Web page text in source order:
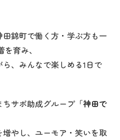
錦町で働く方・学ぶ方も一
育み、
、みんなで楽しめる1日で
サポ助成グループ「神田で
やし、ユーモア・笑いを取